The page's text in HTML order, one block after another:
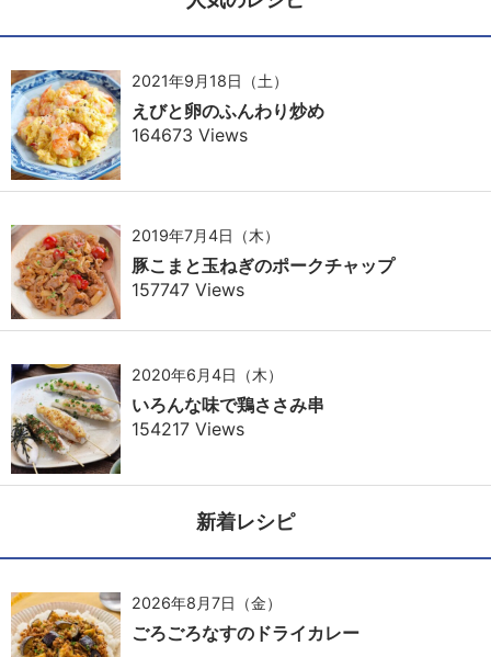
2021年9月18日（土）
えびと卵のふんわり炒め
164673 Views
2019年7月4日（木）
豚こまと玉ねぎのポークチャップ
157747 Views
2020年6月4日（木）
いろんな味で鶏ささみ串
154217 Views
新着レシピ
2026年8月7日（金）
ごろごろなすのドライカレー